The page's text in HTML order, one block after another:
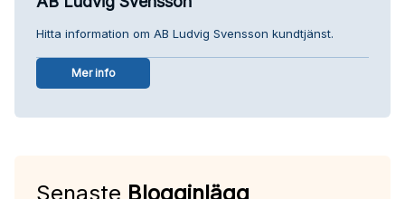
Hitta information om AB Ludvig Svensson kundtjänst.
Mer info
Senaste Blogginlägg